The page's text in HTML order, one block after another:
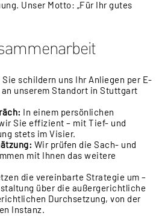
Unser Motto: „Für Ihr gutes
Sie schildern uns Ihr Anliegen per E-
an unserem Standort in Stuttgart
In einem persönlichen
Sie effizient – mit Tief- und
stets im Visier.
Wir prüfen die Sach- und
mit Ihnen das weitere
die vereinbarte Strategie um –
über die außergerichtliche
Durchsetzung, von der
Instanz.